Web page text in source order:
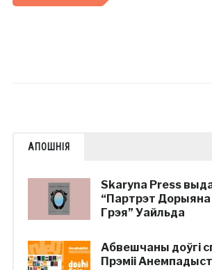
АПОШНІЯ
Skaryna Press
“Партрэт Дорыяна
Грэя” Уайльда
Абвешчаны доўгі
Прэміі